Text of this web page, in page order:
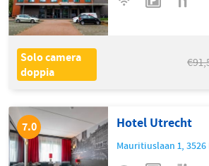
7.0 Hotel Utrecht
Mauritiuslaan 1,3526
Solo camera
doppia